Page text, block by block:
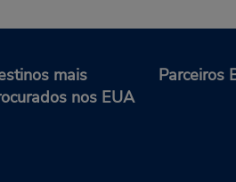
mais
nos EUA
Parceiros